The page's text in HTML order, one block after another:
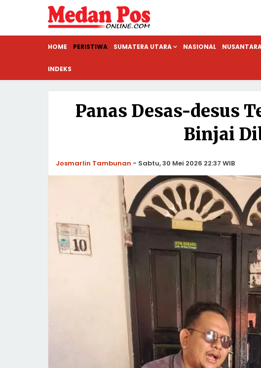
HOME PERISTIWA SUMATERA UTARA NASIONAL
INDEKS
Panas Desas-desus
Binjai
Josmarlin Tambunan - Sabtu, 30 Mei 2026 22:37 WIB